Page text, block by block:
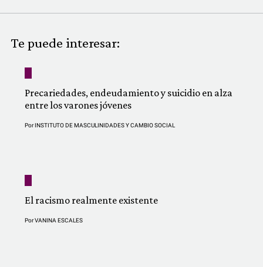
QUIÉNES SOMOS
Te puede interesar:
Precariedades, endeudamiento y suicidio en alza
entre los varones jóvenes
PorINSTITUTO DE MASCULINIDADES Y CAMBIO SOCIAL
El racismo realmente existente
PorVANINA ESCALES